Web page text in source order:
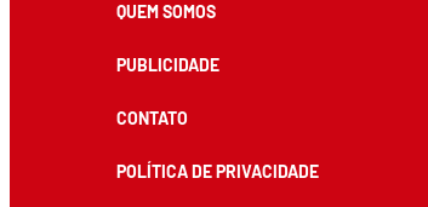
QUEM SOMOS
PUBLICIDADE
CONTATO
POLÍTICA DE PRIVACIDADE